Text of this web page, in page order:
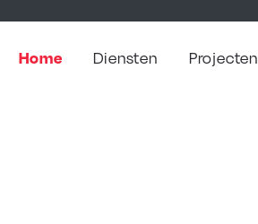
Home Diensten Projecten